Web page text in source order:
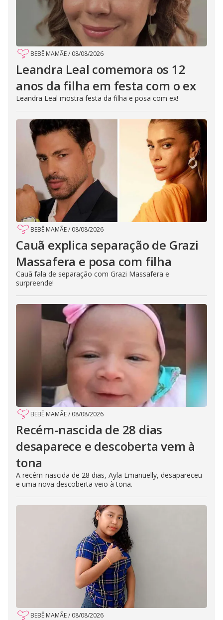
BEBÊ MAMÃE/ 08/08/2026
Leandra Leal comemora os 12
anos da filha em festa com o ex
Leandra Leal mostra festa da filha e posa com ex!
BEBÊ MAMÃE/ 08/08/2026
Cauã explica separação de Grazi
Massafera e posa com filha
Cauã fala de separação com Grazi Massafera e
surpreende!
BEBÊ MAMÃE/ 08/08/2026
Recém-nascida de 28 dias
desaparece e descoberta vem à
tona
A recém-nascida de 28 dias, Ayla Emanuelly, desapareceu
e uma nova descoberta veio à tona.
BEBÊ MAMÃE/ 08/08/2026